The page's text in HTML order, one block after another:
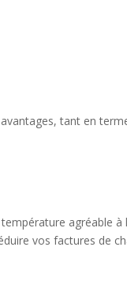
tant en
agréable à
vos factures de